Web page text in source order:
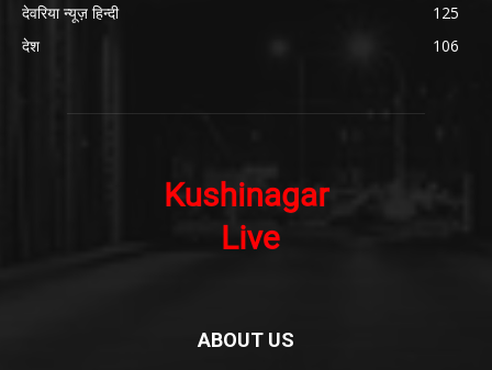
देवरिया न्यूज़ हिन्दी
125
देश
106
ABOUT US